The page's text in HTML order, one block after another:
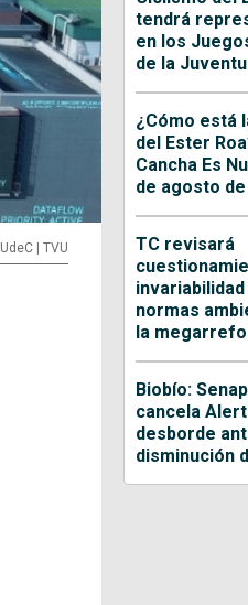
| TVU
tendrá
en los
de la
¿Cómo está
del Ester
Cancha Es
de agosto de
TC revisará
normas
la
Biobío:
cancela
desborde
disminución